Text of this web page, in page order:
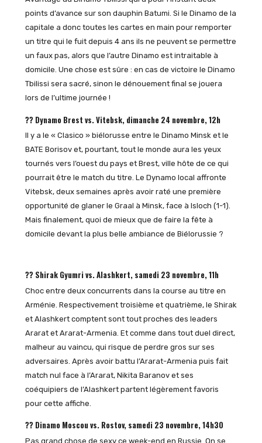
points d’avance sur son dauphin Batumi. Si le Dinamo de la
capitale a donc toutes les cartes en main pour remporter
un titre qui le fuit depuis 4 ans ils ne peuvent se permettre
un faux pas, alors que l’autre Dinamo est intraitable à
domicile. Une chose est sûre : en cas de victoire le Dinamo
Tbilissi sera sacré, sinon le dénouement final se jouera
lors de l’ultime journée !
?? Dynamo Brest vs. Vitebsk, dimanche 24 novembre, 12h
Il y a le « Clasico » biélorusse entre le Dinamo Minsk et le
BATE Borisov et, pourtant, tout le monde aura les yeux
tournés vers l’ouest du pays et Brest, ville hôte de ce qui
pourrait être le match du titre. Le Dynamo local affronte
Vitebsk, deux semaines après avoir raté une première
opportunité de glaner le Graal à Minsk, face à Isloch (1-1).
Mais finalement, quoi de mieux que de faire la fête à
domicile devant la plus belle ambiance de Biélorussie ?
?? Shirak Gyumri vs. Alashkert, samedi 23 novembre, 11h
Choc entre deux concurrents dans la course au titre en
Arménie. Respectivement troisième et quatrième, le Shirak
et Alashkert comptent sont tout proches des leaders
Ararat et Ararat-Armenia. Et comme dans tout duel direct,
malheur au vaincu, qui risque de perdre gros sur ses
adversaires. Après avoir battu l’Ararat-Armenia puis fait
match nul face à l’Ararat, Nikita Baranov et ses
coéquipiers de l’Alashkert partent légèrement favoris
pour cette affiche.
?? Dinamo Moscou vs. Rostov, samedi 23 novembre, 14h30
Pas grand chose de sexy ce week-end en Russie. On se